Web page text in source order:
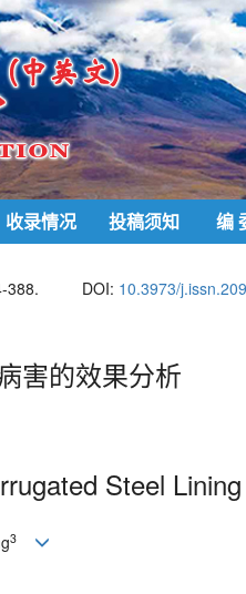
收录情况 投稿须知 编
388. DOI: 10.3973/
害的效果分析
Steel
3